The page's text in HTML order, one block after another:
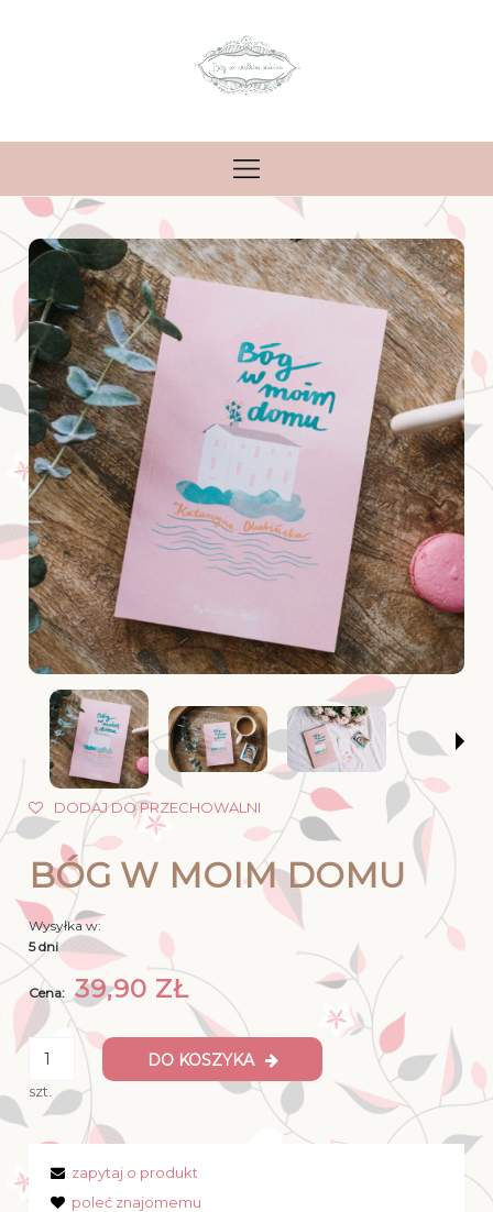
DODAJ DO PRZECHOWALNI
BÓG W MOIM DOMU
Wysyłka w:
5 dni
Cena: 39,90 ZŁ
szt.
DO KOSZYKA
zapytaj o produkt
poleć znajomemu